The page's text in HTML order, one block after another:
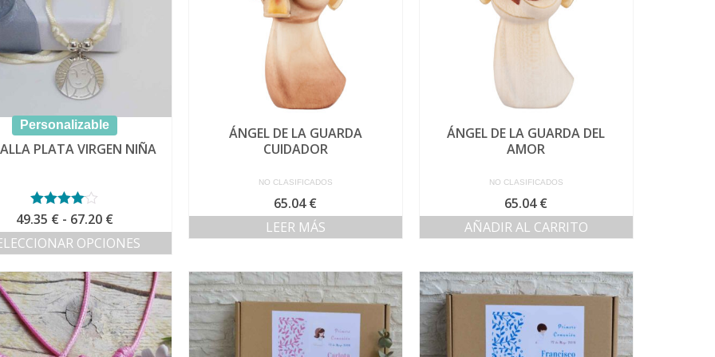
se
pueden
elegir
Personalizable
PLATA VIRGEN NIÑA
Valorado
con4.00
de 5
49.35 € - 67.20 €Rango
de
precios:
49.35 €
hasta
67.20 €
OPCIONES
producto
tiene
múltiples
variantes.
Las
ÁNGEL DE LA GUARDA
CUIDADOR
NO CLASIFICADOS
65.04€
LEER MÁS
ÁNGEL DE LA GUARDA DEL
AMOR
NO CLASIFICADOS
65.04€
AÑADIR AL CARRITO